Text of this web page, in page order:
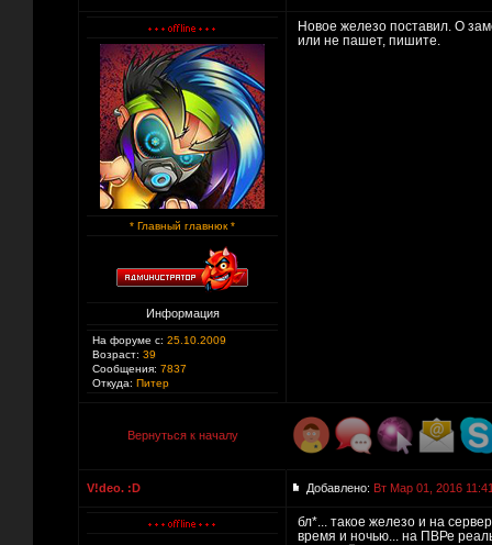
* Главный главнюк *
Информация
На форуме с: 25.10.2009
Возраст: 39
Сообщения: 7837
Откуда: Питер
Новое железо поставил. О
или не пашет, пишите.
Вернуться к началу
V!deo. :D Добавлено: Вт Мар 01, 2016
бл*... такое железо и на
время и ночью... на ПВРе